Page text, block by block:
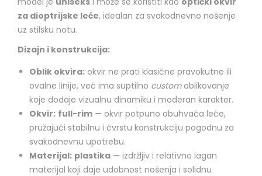
za dioptrijske leće, idealan za svakodnevno nošenje
uz stilsku notu.
Dizajn i konstrukcija:
Oblik okvira: okvir ne prati klasične pravokutne ili
ovalne linije, već ima suptilno customoblikovanje
koje dodaje vizualnu dinamiku i moderan karakter.
Okvir: full-rim — okvir potpuno obuhvaća leće,
pružajući stabilnu i čvrstu konstrukciju pogodnu za
svakodnevnu upotrebu.
Materijal: plastika — izdržljiv i relativno lagan
materijal koji daje udobnost nošenja i solidnu